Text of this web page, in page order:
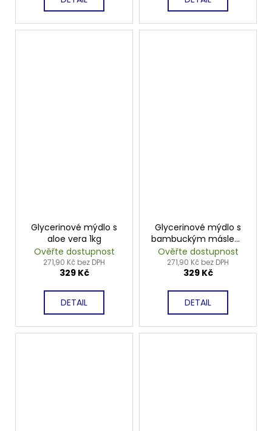
Glycerinové mýdlo s
aloe vera 1kg
Ověřte dostupnost
271,90 Kč bez DPH
329 Kč
DETAIL
Glycerinové mýdlo s
bambuckým máslem,
bez SLS 1kg
Ověřte dostupnost
271,90 Kč bez DPH
329 Kč
DETAIL